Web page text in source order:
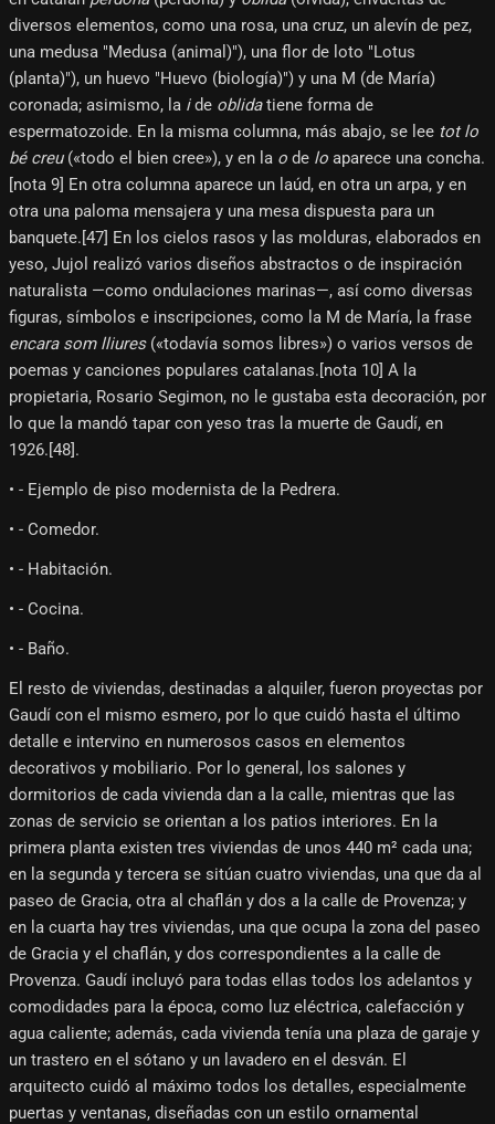
diversos elementos, como una rosa, una cruz, un alevín de pez,
una medusa "Medusa (animal)"), una flor de loto "Lotus
(planta)"), un huevo "Huevo (biología)") y una M (de María)
coronada; asimismo, la ide oblidatiene forma de
espermatozoide. En la misma columna, más abajo, se lee tot lo
bé creu(«todo el bien cree»), y en la o de lo aparece una concha.
[nota 9]​ En otra columna aparece un laúd, en otra un arpa, y en
otra una paloma mensajera y una mesa dispuesta para un
banquete.[47]​ En los cielos rasos y las molduras, elaborados en
yeso, Jujol realizó varios diseños abstractos o de inspiración
naturalista —como ondulaciones marinas—, así como diversas
figuras, símbolos e inscripciones, como la M de María, la frase
encara som lliures(«todavía somos libres») o varios versos de
poemas y canciones populares catalanas.[nota 10]​ A la
propietaria, Rosario Segimon, no le gustaba esta decoración, por
lo que la mandó tapar con yeso tras la muerte de Gaudí, en
1926.[48]​.
• - Ejemplo de piso modernista de la Pedrera.
• - Comedor.
• - Habitación.
• - Cocina.
• - Baño.
El resto de viviendas, destinadas a alquiler, fueron proyectas por
Gaudí con el mismo esmero, por lo que cuidó hasta el último
detalle e intervino en numerosos casos en elementos
decorativos y mobiliario. Por lo general, los salones y
dormitorios de cada vivienda dan a la calle, mientras que las
zonas de servicio se orientan a los patios interiores. En la
primera planta existen tres viviendas de unos 440 m² cada una;
en la segunda y tercera se sitúan cuatro viviendas, una que da al
paseo de Gracia, otra al chaflán y dos a la calle de Provenza; y
en la cuarta hay tres viviendas, una que ocupa la zona del paseo
de Gracia y el chaflán, y dos correspondientes a la calle de
Provenza. Gaudí incluyó para todas ellas todos los adelantos y
comodidades para la época, como luz eléctrica, calefacción y
agua caliente; además, cada vivienda tenía una plaza de garaje y
un trastero en el sótano y un lavadero en el desván. El
arquitecto cuidó al máximo todos los detalles, especialmente
puertas y ventanas, diseñadas con un estilo ornamental